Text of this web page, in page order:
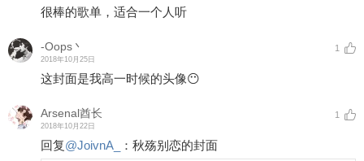
很棒的歌单，适合一个人听
-Oops丶
2018年10月25日
1
这封面是我高一时候的头像😶
Arsenal酋长
2018年10月22日
1
回复@JoivnA_ ： 秋殇别恋的封面